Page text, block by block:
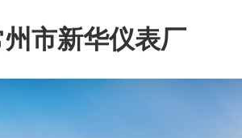
州市新华仪表厂